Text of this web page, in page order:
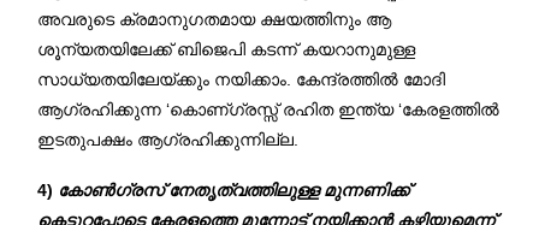
അവരുടെ ക്രമാനുഗതമായ ക്ഷയത്തിനും ആ
ശൂന്യതയിലേക്ക് ബിജെപി കടന്ന് കയറാനുമുള്ള
സാധ്യതയിലേയ്ക്കും നയിക്കാം. കേന്ദ്രത്തിൽ മോദി
ആഗ്രഹിക്കുന്ന ‘കൊണ്ഗ്രസ്സ് രഹിത ഇന്ത്യ ‘കേരളത്തിൽ
ഇടതുപക്ഷം ആഗ്രഹിക്കുന്നില്ല.
4) കോൺഗ്രസ് നേതൃത്വത്തിലുള്ള മുന്നണിക്ക്
കെട്ടുറപ്പോടെ കേരളത്തെ മുന്നോട്ട് നയിക്കാൻ കഴിയുമെന്ന്